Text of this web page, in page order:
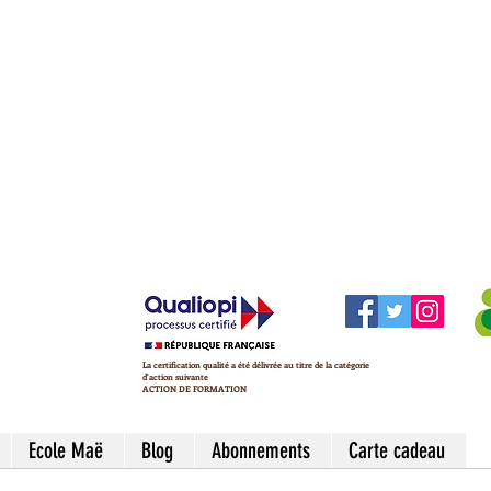
La certification qualité a été délivrée au titre de la catégorie
d'action suivante
ACTION DE FORMATION
Ecole Maë Blog Abonnements Carte cadeau